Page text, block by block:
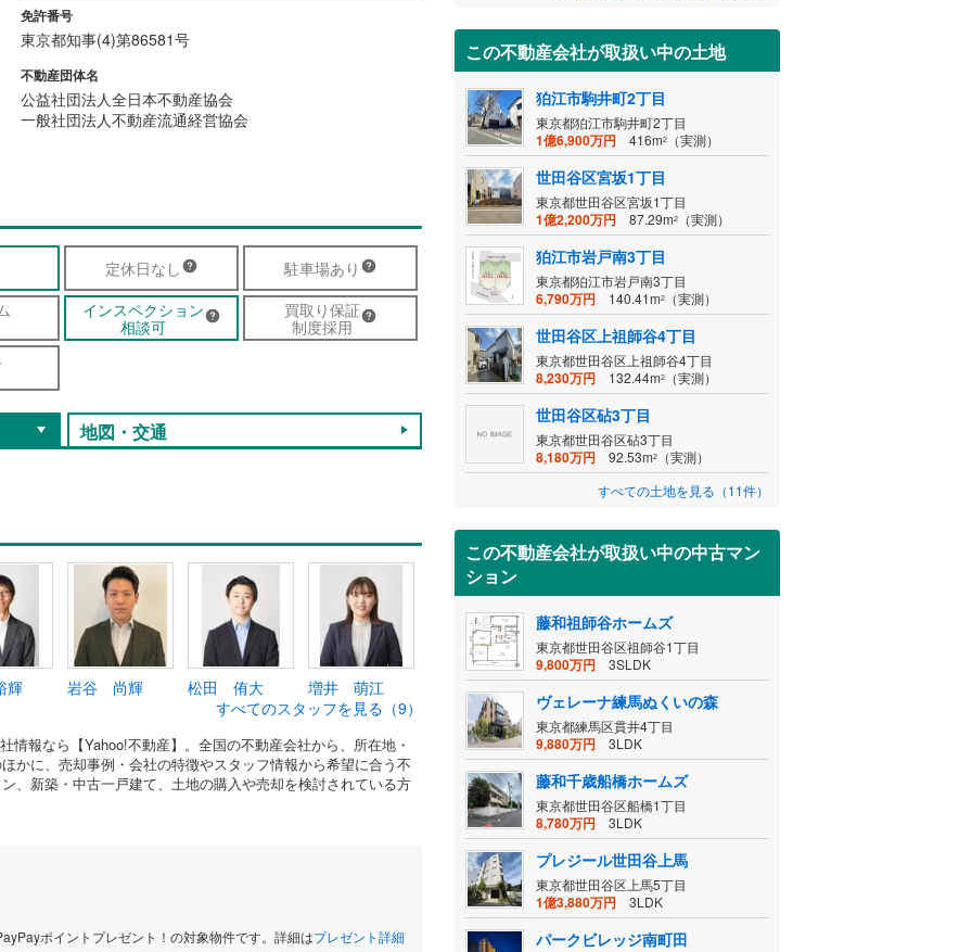
免許番号
東京都知事(4)第86581号
不動産団体名
公益社団法人全日本不動産協会
一般社団法人不動産流通経営協会
定休日なし
駐車場あり
インスペクション
相談可
買取り保証
制度採用
地図・交通
輝 岩谷 尚輝 松田 侑大
増井 萌江
すべてのスタッフを見る（9）
報なら【Yahoo!不動産】。全国の不動産会社から、所在地・
かに、売却事例・会社の特徴やスタッフ情報から希望に合う不
、新築・中古一戸建て、土地の購入や売却を検討されている方
ポイントプレゼント！の対象物件です。詳細はプレゼント詳細
この不動産会社が取扱い中の土地
狛江市駒井町2丁目
東京都狛江市駒井町2丁目
1億6,900万円 416m2 （実測）
世田谷区宮坂1丁目
東京都世田谷区宮坂1丁目
1億2,200万円 87.29m2 （実測）
狛江市岩戸南3丁目
東京都狛江市岩戸南3丁目
6,790万円 140.41m2 （実測）
世田谷区上祖師谷4丁目
東京都世田谷区上祖師谷4丁目
8,230万円 132.44m2 （実測）
世田谷区砧3丁目
東京都世田谷区砧3丁目
8,180万円 92.53m2
（実測）
すべての土地を見る（11件）
この不動産会社が取扱い中の中古マン
ション
藤和祖師谷ホームズ
東京都世田谷区祖師谷1丁目
9,800万円 3SLDK
ヴェレーナ練馬ぬくいの森
東京都練馬区貫井4丁目
9,880万円 3LDK
藤和千歳船橋ホームズ
東京都世田谷区船橋1丁目
8,780万円 3LDK
プレジール世田谷上馬
東京都世田谷区上馬5丁目
1億3,880万円 3LDK
パークビレッジ南町田